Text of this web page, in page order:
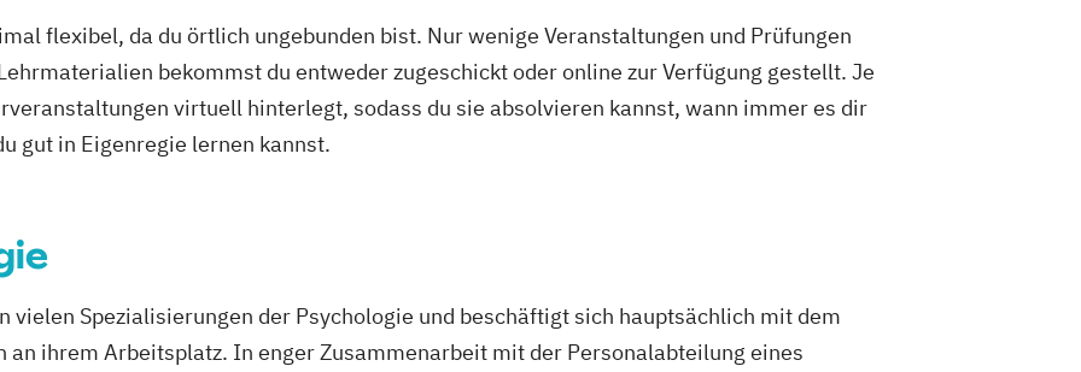
flexibel, da du örtlich ungebunden bist. Nur wenige Veranstaltungen und Prüfungen
bekommst du entweder zugeschickt oder online zur Verfügung gestellt. Je
virtuell hinterlegt, sodass du sie absolvieren kannst, wann immer es dir
gut in Eigenregie lernen kannst.
vielen Spezialisierungen der Psychologie und beschäftigt sich hauptsächlich mit dem
an ihrem Arbeitsplatz. In enger Zusammenarbeit mit der Personalabteilung eines